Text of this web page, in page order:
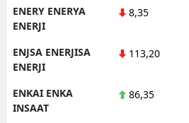
ENERY ENERYA
ENERJI
8,35
ENJSA ENERJISA
ENERJI
113,20
ENKAI ENKA
INSAAT
86,35